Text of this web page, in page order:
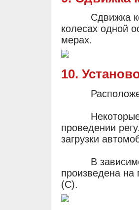
Сдвижка
колесах одной
мерах.
10.
Некоторые
проведении
загрузки
В
произведена на
(С).